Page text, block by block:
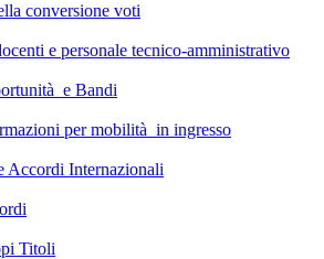
conversione voti
e personale tecnico-amministrativo
e Bandi
per mobilità in ingresso
Accordi Internazionali
Titoli